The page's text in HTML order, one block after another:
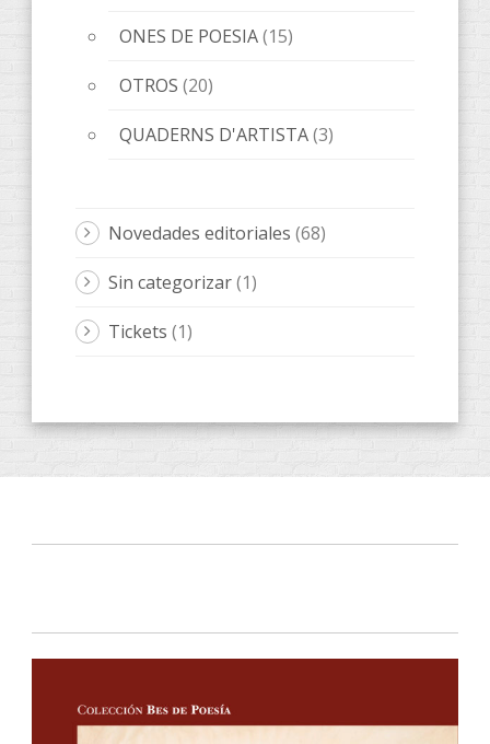
ONES DE POESIA(15)
OTROS (20)
QUADERNS D'ARTISTA(3)
Novedades editoriales (68)
Sin categorizar(1)
Tickets (1)